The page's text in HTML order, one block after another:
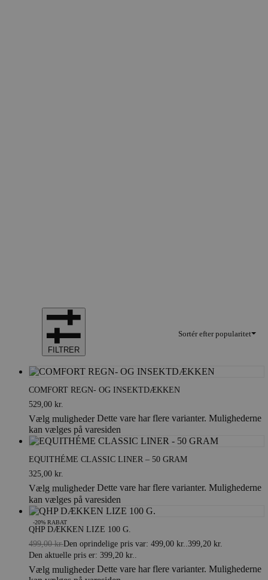
Sortér efter popularitet
FILTRER
COMFORT REGN- OG INSEKTDÆKKEN
529,00 kr.
Vælg muligheder Dette vare har flere varianter. Mulighederne
kan vælges på varesiden
EQUITHÉME CLASSIC LINER – 50 GRAM
325,00 kr.
Vælg muligheder Dette vare har flere varianter. Mulighederne
kan vælges på varesiden
-20% RABAT
QHP DÆKKEN LIZE 100 G.
499,00kr.Den oprindelige pris var: 499,00 kr.. 399,20 kr.
Den aktuelle pris er: 399,20 kr..
Vælg muligheder Dette vare har flere varianter. Mulighederne